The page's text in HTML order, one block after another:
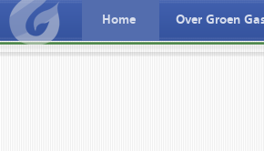
Home Over Groen
taal
Deutche spreche